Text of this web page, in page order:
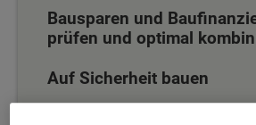
Bausparen und
prüfen und optimal
Auf Sicherheit bauen